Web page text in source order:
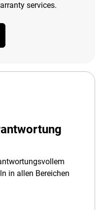
services.
in allen Bereichen